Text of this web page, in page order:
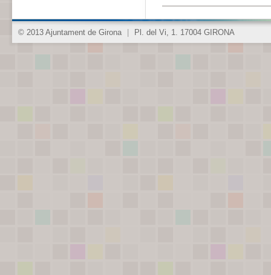
© 2013 Ajuntament de Girona Pl. del Vi, 1. 17004 GIRONA